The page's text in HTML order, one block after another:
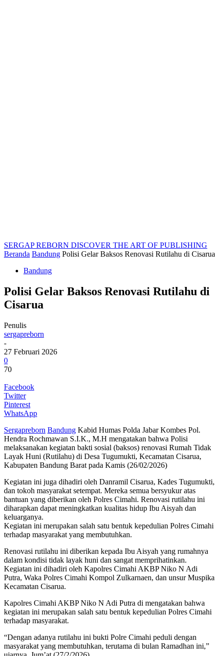
SERGAP REBORN DISCOVER THE ART OF PUBLISHING
Beranda Bandung Polisi Gelar Baksos Renovasi Rutilahu di Cisarua
Bandung
Polisi Gelar Baksos Renovasi Rutilahu di
Cisarua
Penulis
sergapreborn
-
27 Februari 2026
0
70
Facebook
Twitter
Pinterest
WhatsApp
Sergapreborn Bandung Kabid Humas Polda Jabar Kombes Pol.
Hendra Rochmawan S.I.K., M.H mengatakan bahwa Polisi
melaksanakan kegiatan bakti sosial (baksos) renovasi Rumah Tidak
Layak Huni (Rutilahu) di Desa Tugumukti, Kecamatan Cisarua,
Kabupaten Bandung Barat pada Kamis (26/02/2026)
Kegiatan ini juga dihadiri oleh Danramil Cisarua, Kades Tugumukti,
dan tokoh masyarakat setempat. Mereka semua bersyukur atas
bantuan yang diberikan oleh Polres Cimahi. Renovasi rutilahu ini
diharapkan dapat meningkatkan kualitas hidup Ibu Aisyah dan
keluarganya.
Kegiatan ini merupakan salah satu bentuk kepedulian Polres Cimahi
terhadap masyarakat yang membutuhkan.
Renovasi rutilahu ini diberikan kepada Ibu Aisyah yang rumahnya
dalam kondisi tidak layak huni dan sangat memprihatinkan.
Kegiatan ini dihadiri oleh Kapolres Cimahi AKBP Niko N Adi
Putra, Waka Polres Cimahi Kompol Zulkarnaen, dan unsur Muspika
Kecamatan Cisarua.
Kapolres Cimahi AKBP Niko N Adi Putra di mengatakan bahwa
kegiatan ini merupakan salah satu bentuk kepedulian Polres Cimahi
terhadap masyarakat.
“Dengan adanya rutilahu ini bukti Polre Cimahi peduli dengan
masyarakat yang membutuhkan, terutama di bulan Ramadhan ini,”